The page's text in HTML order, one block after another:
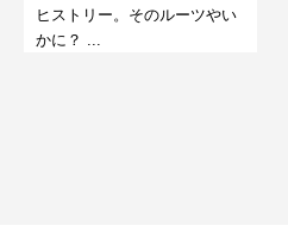
ヒストリー。そのルーツやい
かに？ ...